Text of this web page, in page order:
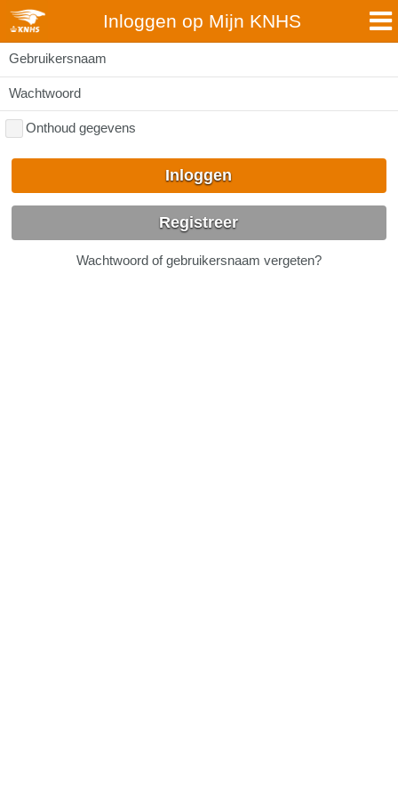
Inloggen op Mijn KNHS
Gebruikersnaam
Wachtwoord
Onthoud gegevens
Inloggen
Registreer
Wachtwoord of gebruikersnaam vergeten?